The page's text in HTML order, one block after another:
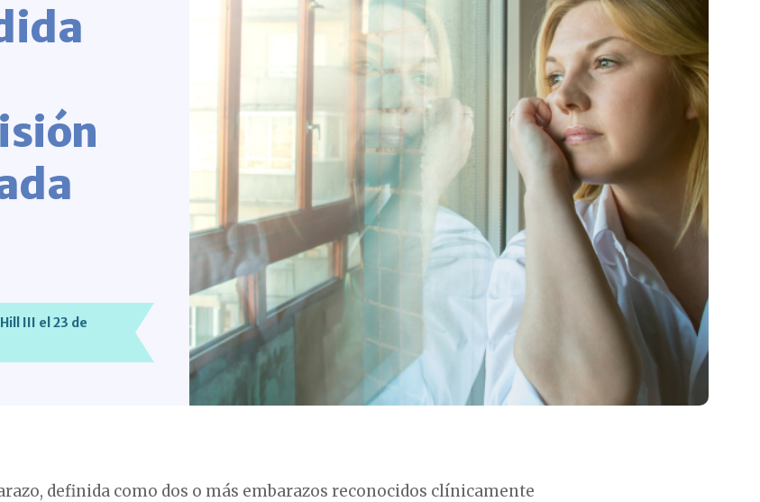
III el 23 de
definida como dos o más embarazos reconocidos clínicamente